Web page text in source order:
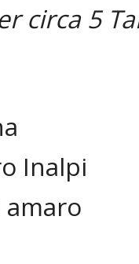
circa 5
Inalpi
amaro